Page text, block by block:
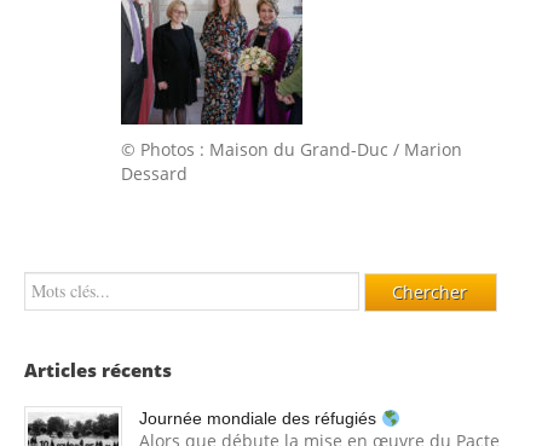
© Photos : Maison du Grand-Duc / Marion
Dessard
Articles récents
Journée mondiale des réfugiés
Alors que débute la mise en œuvre du Pacte